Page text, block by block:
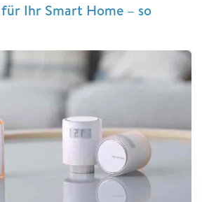
Ihr Smart Home – so